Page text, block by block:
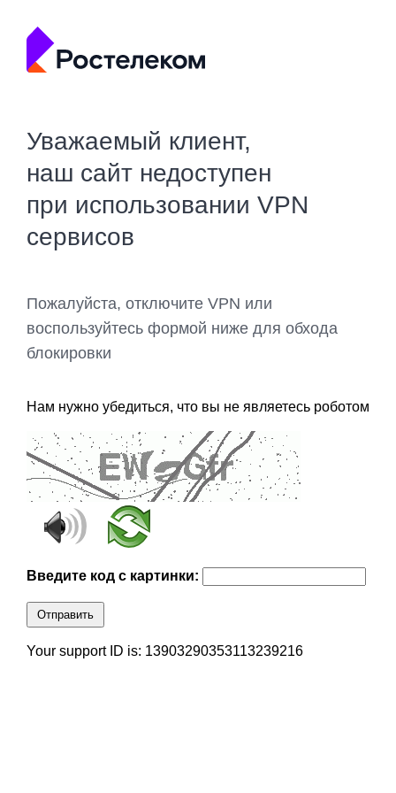
Уважаемый клиент,
наш сайт недоступен
при использовании VPN
сервисов
Пожалуйста, отключите VPN или
воспользуйтесь формой ниже для обхода
блокировки
Нам нужно убедиться, что вы не являетесь роботом
Введите код с картинки:
Отправить
Your support ID is: 13903290353113239216